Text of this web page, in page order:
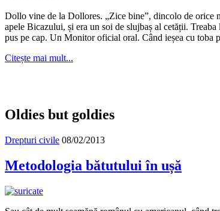
Dollo vine de la Dollores. „Zice bine”, dincolo de orice
apele Bicazului, și era un soi de slujbaș al cetății.
pus pe cap. Un Monitor oficial oral. Când ieșea cu toba
Citește mai mult...
Oldies but goldies
Drepturi civile 08/02/2013
Metodologia bătutului în ușă